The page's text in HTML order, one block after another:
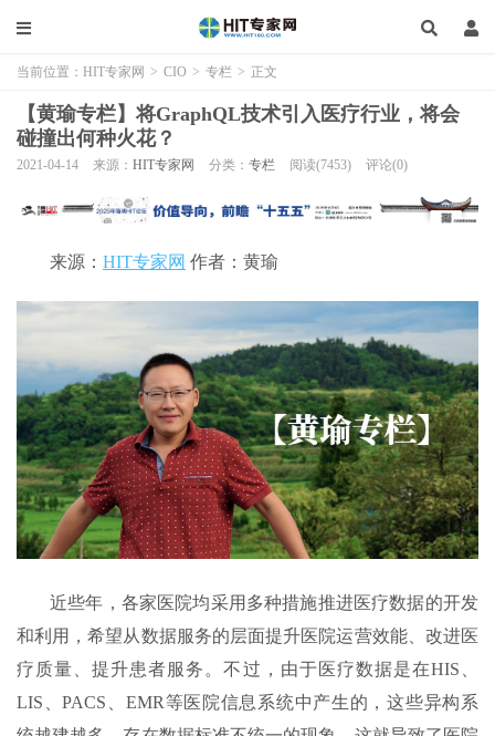
当前位置： HIT专家网 > CIO > 专栏 > 正文
【黄瑜专栏】将GraphQL技术引入医疗行业，将会
碰撞出何种火花？
2021-04-14 来源： HIT专家网 分类： 专栏 阅读(7453) 评论(0)
来源： HIT专家网 作者：黄瑜
近些年，各家医院均采用多种措施推进医疗数据的开发
和利用，希望从数据服务的层面提升医院运营效能、改进医
疗质量、提升患者服务。不过，由于医疗数据是在HIS、
LIS、PACS、EMR等医院信息系统中产生的，这些异构系